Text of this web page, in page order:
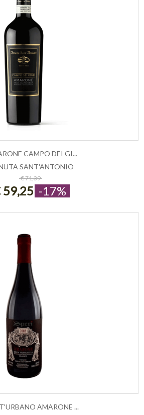
ESAURITO
CAMPO DEI GI...
SANT'ANTONIO
€ 71,39
59,25 -17%
AMARONE ...